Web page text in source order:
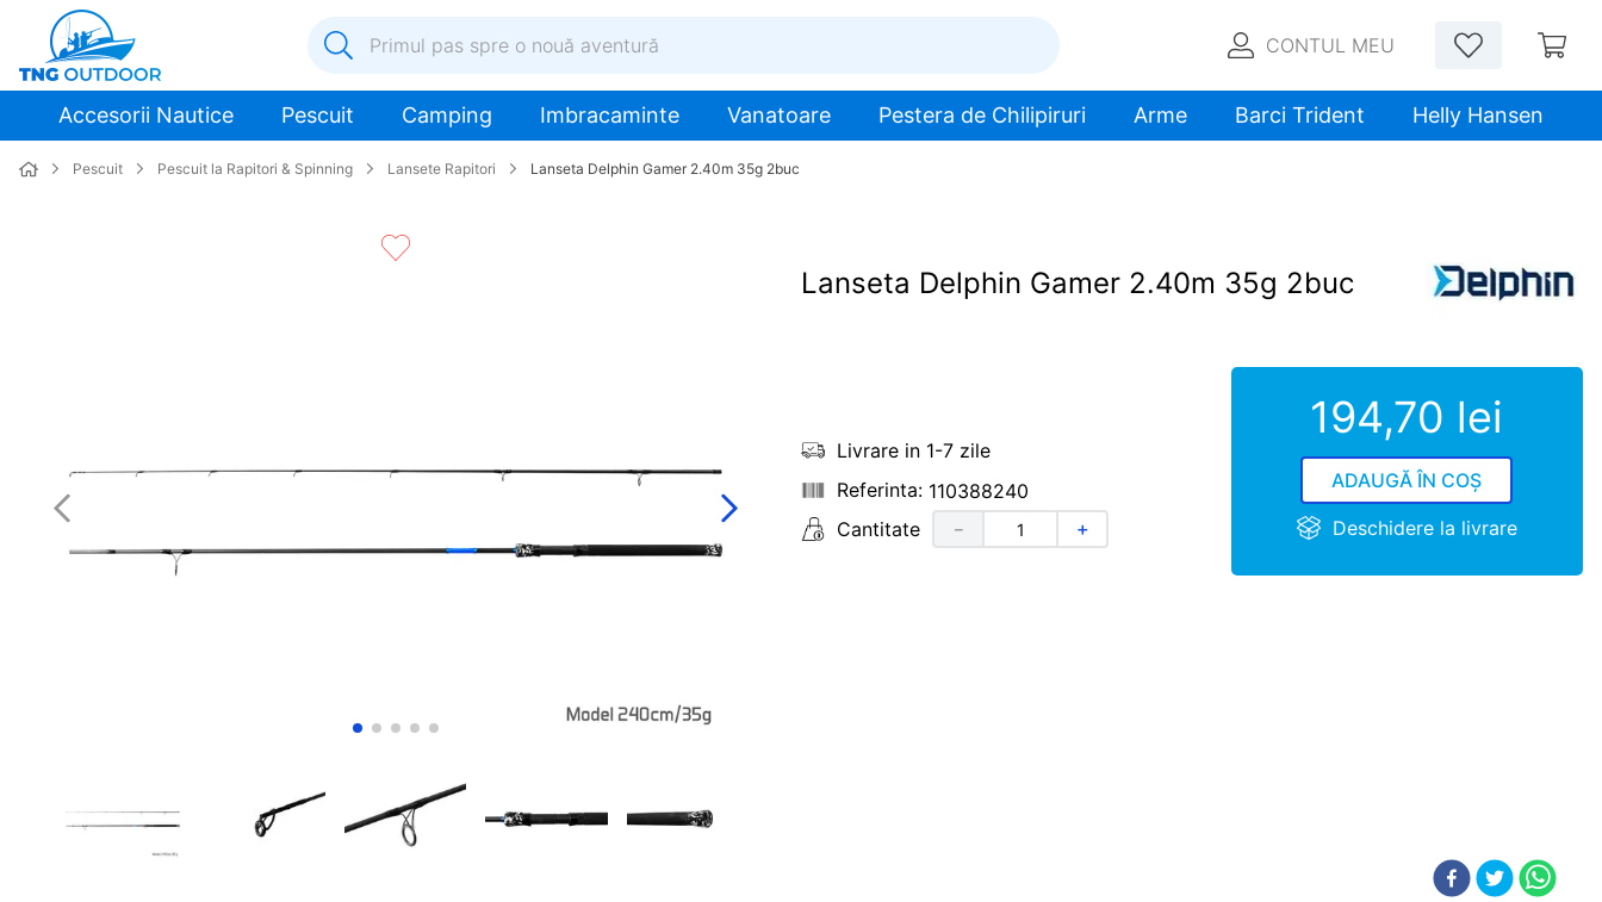
Primul pas spre o nouă aventură
1.
inox
2.
colac salvare
3.
elice
plumb
10. ancora
CONTUL MEU
Accesorii Nautice Pescuit Camping Imbracaminte Vanatoare Pestera de Chilipiruri Arme Barci Trident Helly Hansen
Pescuit Pescuit la Rapitori & Spinning Lansete Rapitori Lanseta Delphin Gamer 2.40m 35g 2buc
Lanseta Delphin Gamer 2.40m 35g 2buc
Livrare in 1-7 zile
110388240
Cantitate
＋
－
194,70 lei
ADAUGĂ ÎN COȘ
Deschidere la livrare